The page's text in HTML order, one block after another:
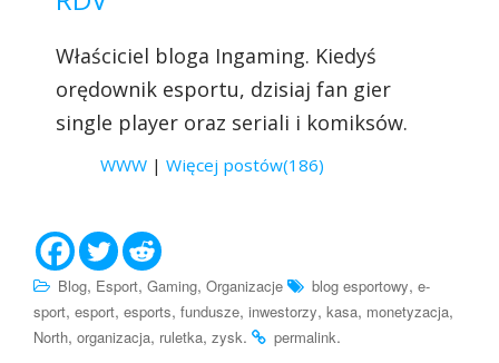
Właściciel bloga Ingaming. Kiedyś
orędownik esportu, dzisiaj fan gier
single player oraz seriali i komiksów.
WWW | Więcej postów(186)
Blog, Esport, Gaming, Organizacje blog esportowy, e-
sport, esport, esports, fundusze, inwestorzy, kasa, monetyzacja,
North, organizacja, ruletka, zysk. permalink.